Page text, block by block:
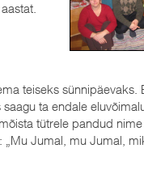
teiseks sünnipäevaks.
ta endale
tütrele pandud
„Mu Jumal, mu Jumal,